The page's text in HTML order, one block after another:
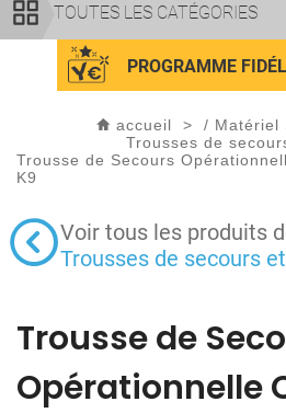
TOUTES LES CATÉGORIES
PROGRAMME
accueil > / Matériel
Trousses de
Trousse de Secours
K9
Voir tous les produits
Trousses de secours
Trousse de
Opérationnelle